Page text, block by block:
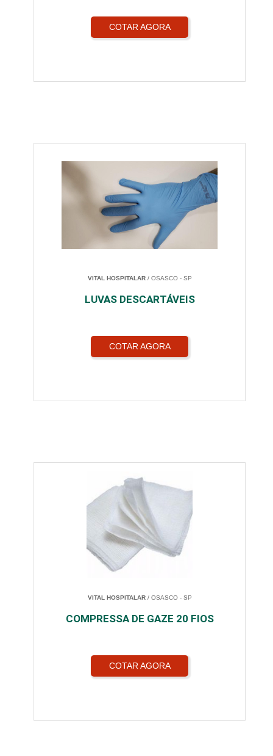
COTAR AGORA
VITAL HOSPITALAR/ OSASCO - SP
LUVAS DESCARTÁVEIS
COTAR AGORA
VITAL HOSPITALAR/ OSASCO - SP
COMPRESSA DE GAZE 20 FIOS
COTAR AGORA